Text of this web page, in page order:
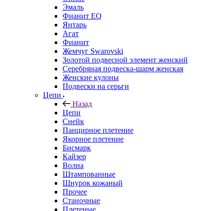
Эмаль
Фианит EQ
Янтарь
Агат
Фианит
Жемчуг Swarovski
Золотой подвесной элемент женcкий
Серебряная подвеска-шарм женская
Женские кулоны
Подвески на серьги
Цепи
Назад
Цепи
Снейк
Панцирное плетение
Якорное плетение
Бисмарк
Кайзер
Волна
Штампованные
Шнурок кожаный
Прочее
Станочные
Плетеные